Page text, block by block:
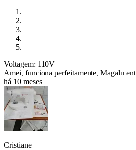
Voltagem: 110V
Amei, funciona perfeitamente, Magalu
há 10 meses
Cristiane